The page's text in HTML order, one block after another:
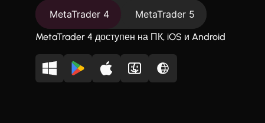
MetaTrader 4 MetaTrader 5
MetaTrader 4 доступен на ПК, iOS и Android